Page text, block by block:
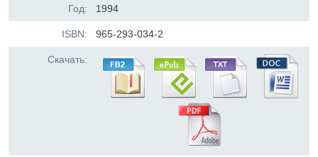
Год: 1994
ISBN: 965-293-034-2
Скачать: